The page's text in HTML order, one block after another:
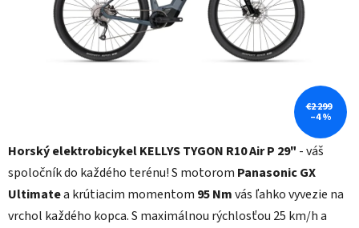
Horský elektrobicykel KELLYS TYGON R10 Air P 29" - váš
spoločník do každého terénu! S motorom Panasonic GX
Ultimatea krútiacim momentom 95 Nmvás ľahko vyvezie na
vrchol každého kopca. S maximálnou rýchlosťou 25 km/h a
€2 299
–4 %